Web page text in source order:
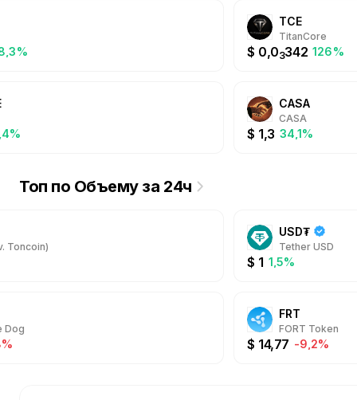
TCE
TitanCore
$ 0,03342 126%
CASA
CASA
$ 1,3 34,1%
Топ по Объему за 24ч
Toncoin)
USD₮
Tether USD
$ 1 1,5%
Dog
FRT
FORT Token
$ 14,77 -9,2%